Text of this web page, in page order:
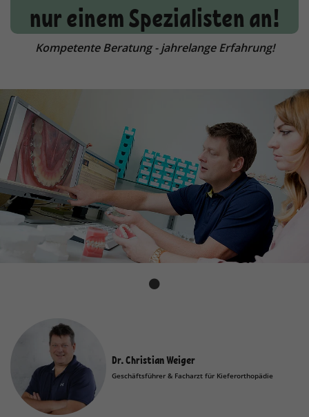
nur einem Spezialisten an!
Kompetente Beratung - jahrelange Erfahrung!
Dr. Christian Weiger
Geschäftsführer & Facharzt für Kieferorthopädie